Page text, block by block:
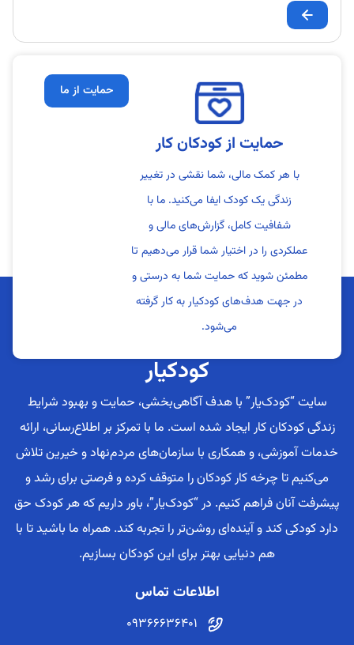
حمایت از کودکان کار
با هر کمک مالی، شما نقشی در تغییر
زندگی یک کودک ایفا می‌کنید. ما با
شفافیت کامل، گزارش‌های مالی و
عملکردی را در اختیار شما قرار می‌دهیم تا
مطمئن شوید که حمایت شما به درستی و
در جهت هدف‌های کودکیار به کار گرفته
می‌شود.
حمایت از ما
کودکیار
سایت “کودک‌یار” با هدف آگاهی‌بخشی، حمایت و بهبود شرایط
زندگی کودکان کار ایجاد شده است. ما با تمرکز بر اطلاع‌رسانی، ارائه
خدمات آموزشی، و همکاری با سازمان‌های مردم‌نهاد و خیرین تلاش
می‌کنیم تا چرخه کار کودکان را متوقف کرده و فرصتی برای رشد و
پیشرفت آنان فراهم کنیم. در “کودک‌یار”، باور داریم که هر کودک حق
دارد کودکی کند و آینده‌ای روشن‌تر را تجربه کند. همراه ما باشید تا با
هم دنیایی بهتر برای این کودکان بسازیم.
اطلاعات تماس
09366636401